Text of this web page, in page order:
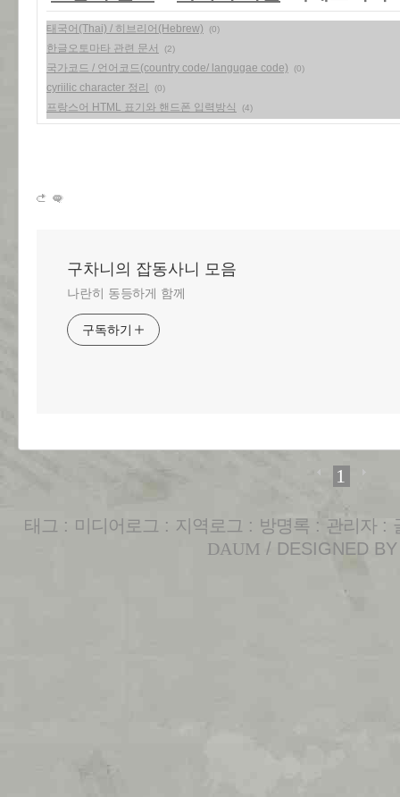
태국어(Thai) / 히브리어(Hebrew) (0)
한글오토마타 관련 문서 (2)
국가코드 / 언어코드(country code/ langugae code) (0)
cyriilic character 정리 (0)
프랑스어 HTML 표기와 핸드폰 입력방식 (4)
구차니의 잡동사니 모음
나란히 동등하게 함께
구독하기
1
태그 : 미디어로그 : 지역로그 : 방명록 : 관리자 :
DAUM / DESIGNED